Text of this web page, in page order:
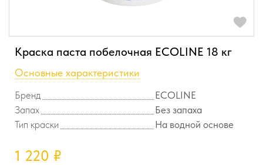
Краска паста побелочная ECOLINE 18 кг
Основные характеристики
Бренд
ECOLINE
Запах
Без запаха
Тип краски
На водной основе
1 220 ₽